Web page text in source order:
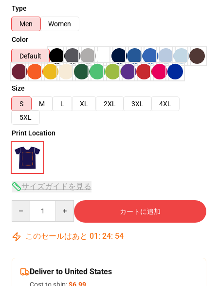
Type
Men
Women
Color
Default
Size
S
M L XL 2XL 3XL
4XL
5XL
Print Location
サイズガイドを見る
カートに追加
このセールはあと 01 : 24: 54
Deliver to United States